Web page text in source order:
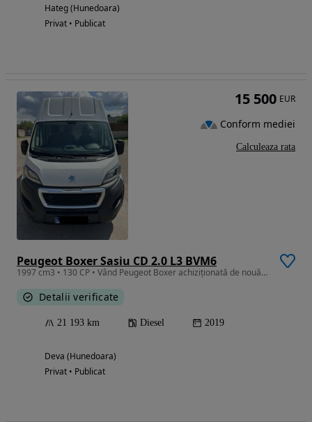
Hateg (Hunedoara)
Privat • Publicat
Peugeot Boxer Sasiu CD 2.0 L3 BVM6
1997 cm3 • 130 CP • Vând Peugeot Boxer achiziționată de nouă din reprezentată Peugeot
Detalii verificate
21 193 km Diesel 2019
Deva (Hunedoara)
Privat • Publicat
15 500 EUR
Conform mediei
Calculeaza rata